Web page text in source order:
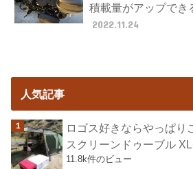
積載量がアップでき
2022.11.24
人気記事
ロゴス好きならやっぱり
スクリーンドゥーブル
11.8k件のビュー